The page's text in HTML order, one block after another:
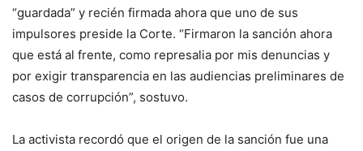
“guardada” y recién firmada ahora que uno de sus
impulsores preside la Corte. “Firmaron la sanción ahora
que está al frente, como represalia por mis denuncias y
por exigir transparencia en las audiencias preliminares de
casos de corrupción”, sostuvo.
La activista recordó que el origen de la sanción fue una